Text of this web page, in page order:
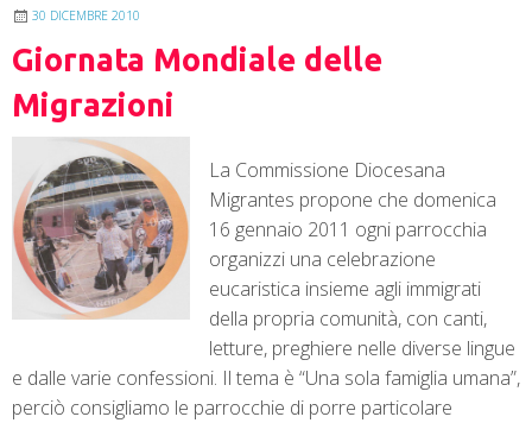
30 DICEMBRE 2010
Giornata Mondiale delle
Migrazioni
La Commissione Diocesana
Migrantes propone che domenica
16 gennaio 2011 ogni parrocchia
organizzi una celebrazione
eucaristica insieme agli immigrati
della propria comunità, con canti,
letture, preghiere nelle diverse lingue
e dalle varie confessioni. Il tema è “Una sola famiglia umana”,
perciò consigliamo le parrocchie di porre particolare